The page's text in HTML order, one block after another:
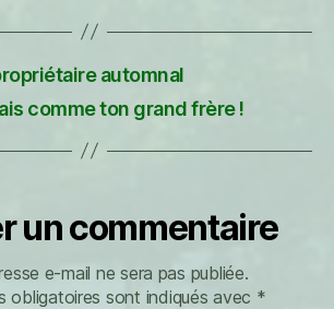
automnal
comme ton grand frère !
un commentaire
e-mail ne sera pas publiée.
obligatoires sont indiqués avec *